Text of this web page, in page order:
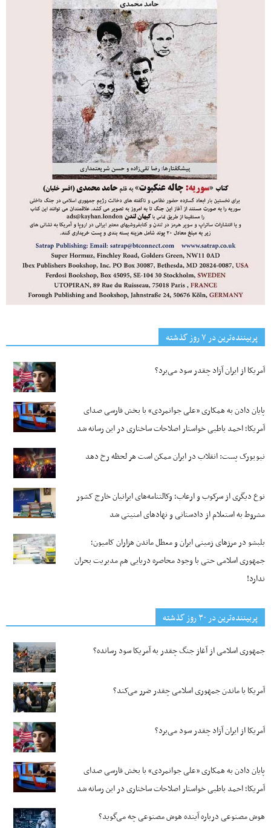
پربیننده‌ترین‌ در ۷ روز گذشته
آمریکا از ایران آزاد چقدر سود می‌برد؟
پایان دادن به همکاری «علی جوانمردی» با بخش فارسی صدای
آمریکا؛ احمد باطبی خواستار اصلاحات ساختاری در این رسانه شد
نیویورک پست: انقلاب در ایران ممکن است هر لحظه رخ دهد
نوع دیگری از سرکوب و ارعاب؛ وکالتنامه‌های ایرانیان خارج کشور
مشروط به استعلام از دادستانی و نهادهای امنیتی شد
بلبشو در مرزهای زمینی ایران و معطل ماندن هزاران کامیون؛
جمهوری اسلامی حتی با وجود محاصره دریایی هم مدیریت بحران
ندارد!
پربیننده‌ترین‌ در ۳۰ روز گذشته
جمهوری اسلامی از آغاز جنگ چقدر به آمریکا سود رسانده؟
آمریکا با ماندن جمهوری اسلامی چقدر ضرر می‌کند؟
آمریکا از ایران آزاد چقدر سود می‌برد؟
پایان دادن به همکاری «علی جوانمردی» با بخش فارسی صدای
آمریکا؛ احمد باطبی خواستار اصلاحات ساختاری در این رسانه شد
هوش مصنوعی درباره آینده هوش مصنوعی چه می‌گوید؟